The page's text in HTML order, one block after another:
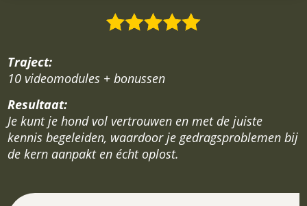
Traject:
10 videomodules + bonussen
Resultaat:
Je kunt je hond vol vertrouwen en met de juiste
kennis begeleiden, waardoor je gedragsproblemen bij
de kern aanpakt en écht oplost.